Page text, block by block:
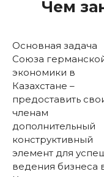
Чем
Основная задача
Союза
экономики в
Казахстане –
предоставить
членам
дополнительный
конструктивный
элемент для
ведения бизнеса